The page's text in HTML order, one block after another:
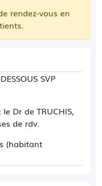
rendez-vous en
SVP
Dr de TRUCHIS,
de rdv.
(habitant
07130, 07270,
Arcens et St